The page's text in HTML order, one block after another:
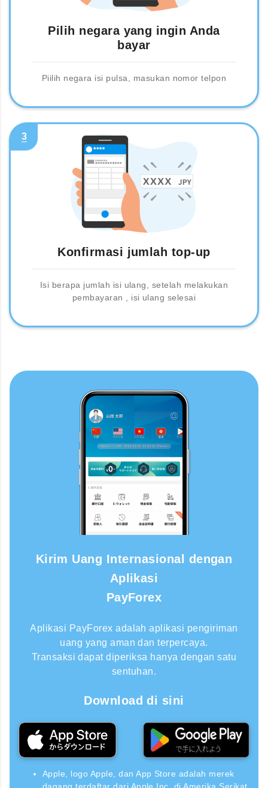
Pilih negara yang ingin Anda
bayar
Piilih negara isi pulsa, masukan nomor telpon
3
Konfirmasi jumlah top-up
Isi berapa jumlah isi ulang, setelah melakukan
pembayaran , isi ulang selesai
Kirim Uang Internasional dengan
Aplikasi
PayForex
Aplikasi PayForex adalah aplikasi pengiriman
uang yang aman dan terpercaya.
Transaksi dapat diperiksa hanya dengan satu
sentuhan.
Download di sini
Apple, logo Apple, dan App Store adalah merek
dagang terdaftar dari Apple Inc. di Amerika Serikat